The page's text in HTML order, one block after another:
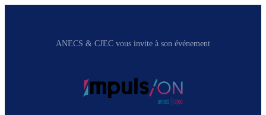
ANECS & CJEC vous invite à son événement